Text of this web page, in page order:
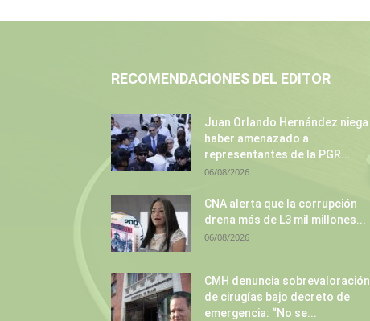
RECOMENDACIONES DEL EDITOR
Juan Orlando Hernández niega
haber amenazado a
representantes de la PGR...
06/08/2026
CNA alerta que la corrupción
drena más de L3 mil millones...
06/08/2026
CMH denuncia sobrevaloración
de cirugías bajo decreto de
emergencia: “No se...